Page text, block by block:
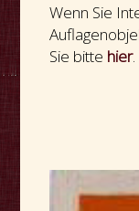
Wenn Sie
Sie bitte hier.